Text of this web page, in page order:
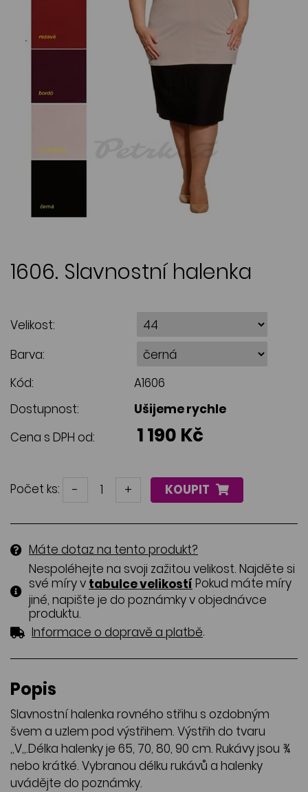
1606. Slavnostní halenka
Velikost:
Barva:
Kód:
A1606
Dostupnost:
Ušijeme rychle
Cena s DPH od:
1 190 Kč
Počet ks: - + KOUPIT
Máte dotaz na tento produkt?
Nespoléhejte na svoji zažitou velikost. Najděte si
své míry v tabulce velikostí Pokud máte míry
jiné, napište je do poznámky v objednávce
produktu.
Informace o dopravě a platbě.
Popis
Slavnostní halenka rovného střihu s ozdobným
švem a uzlem pod výstřihem. Výstřih do tvaru
,,V,,.Délka halenky je 65, 70, 80, 90 cm. Rukávy jsou ¾
nebo krátké. Vybranou délku rukávů a halenky
uvádějte do poznámky.